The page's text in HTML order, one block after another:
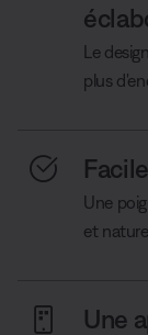
Le
plus
Une
et
Une